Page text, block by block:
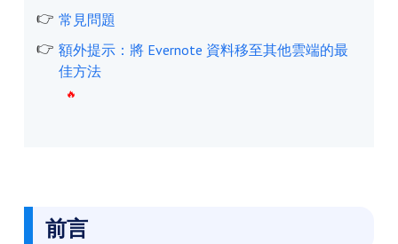
常見問題
額外提示：將 Evernote 資料移至其他雲端的最
佳方法
前言